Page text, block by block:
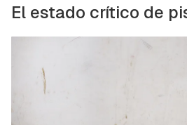
El estado crítico de